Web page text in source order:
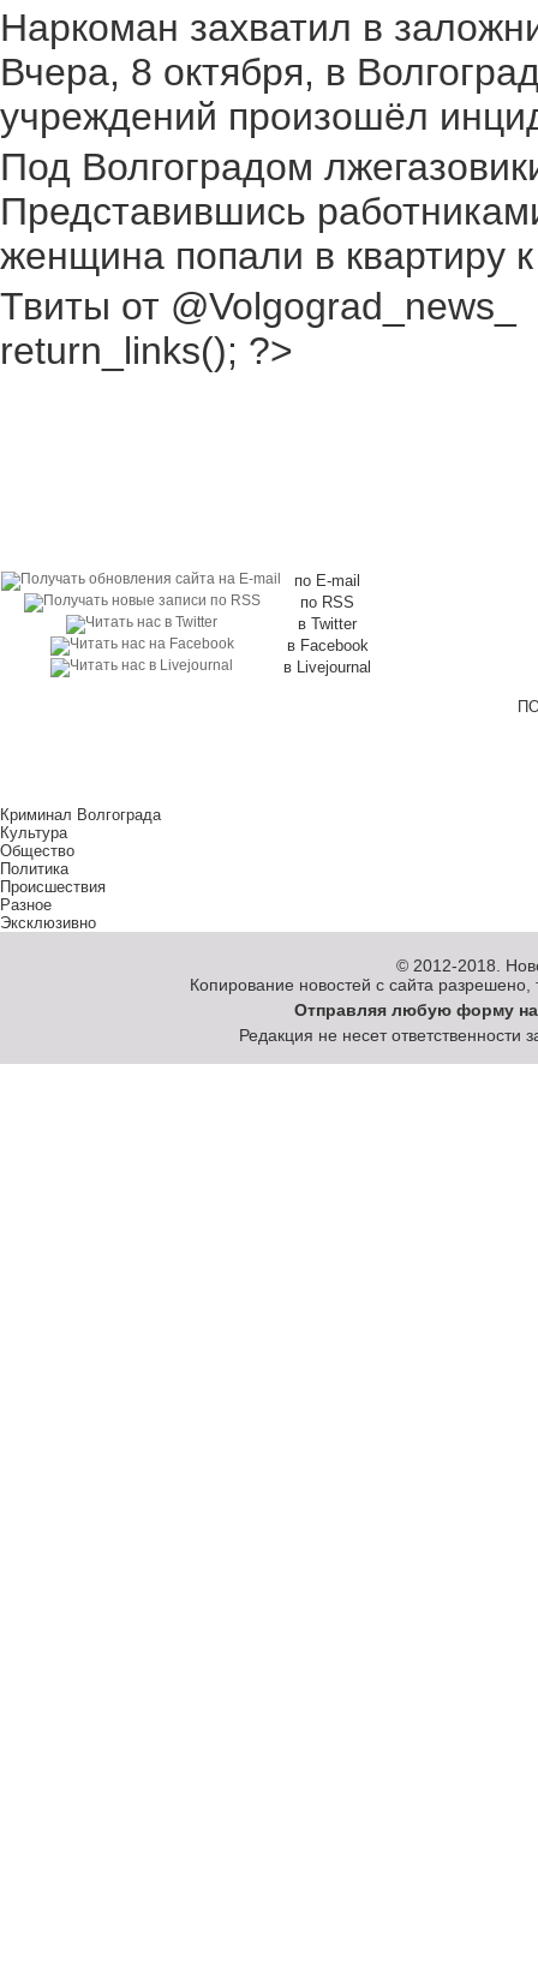
Наркоман захватил в
Вчера, 8 октября, в
учреждений произошёл
Под Волгоградом
Представившись
женщина попали в квартиру
Твиты от @Volgograd_news_
return_links(); ?>
по E-mail
по RSS
в Twitter
в Facebook
в Livejournal
Криминал Волгограда
Культура
Общество
Политика
Происшествия
Разное
Эксклюзивно
© 2012-2018.
Копирование новостей с сайта разрешено,
Отправляя любую форму на
Редакция не несет